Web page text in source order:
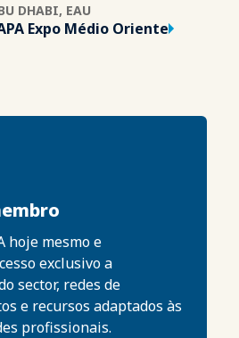
DHABI, EAU
Expo Médio Oriente
hoje mesmo e
exclusivo a
sector, redes de
e recursos adaptados às
profissionais.